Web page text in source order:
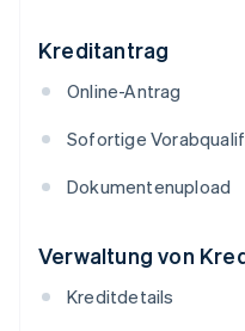
Kreditantrag
Online-Antrag
Sofortige
Dokumentenupload
Verwaltung von
Kreditdetails